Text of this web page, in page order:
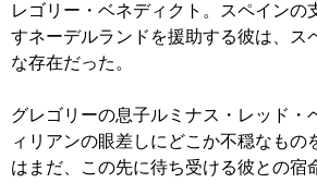
レゴリー・ベネディクト。スペインの
すネーデルランドを援助する彼は、ス
な存在だった。
グレゴリーの息子ルミナス・レッド・
ィリアンの眼差しにどこか不穏なもの
はまだ、この先に待ち受ける彼との宿